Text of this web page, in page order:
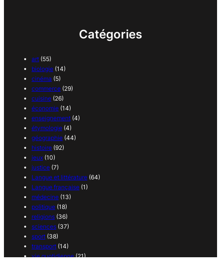
Catégories
art (55)
biologie (14)
cinéma (5)
commerce (29)
cuisine (26)
économie (14)
enseignement (4)
étymologie (4)
géographie (44)
histoire (92)
jeux (10)
justice (7)
Langue et littérature (64)
Langue française (1)
médecine (13)
politique (18)
religions (36)
sciences (37)
sport (38)
transport (14)
vie quotidienne(21)